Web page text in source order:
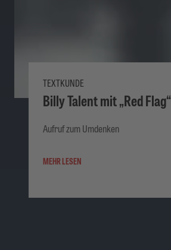
TEXTKUNDE
Billy Talent mit „Red Flag“
Aufruf zum Umdenken
MEHR LESEN